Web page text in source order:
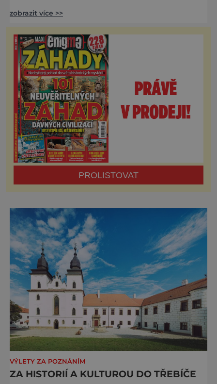
mimo území Izraele. Spolu s čtvrtí byl na
seznam UNESCO zapsán také židovský
hřbitov, který se s jedenácti tisíci hroby řadí k
největším židovským pohřebištím v zemi.
Další částí třebíčské památky UNESCO je
bazilika sv. Prokopa, která vy
zobrazit více >>
PROLISTOVAT
VÝLETY ZA POZNÁNÍM
ZA HISTORIÍ A KULTUROU DO TŘEBÍČE